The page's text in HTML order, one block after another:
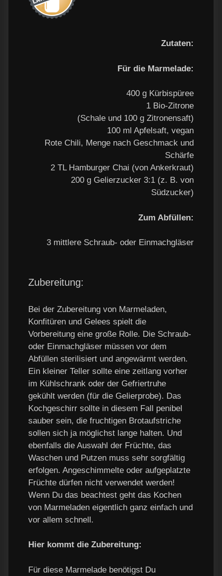
Zutaten:
Für die Marmelade:
400 g Kürbispüree
1 Bio-Zitrone
(Schale und 100 g Zitronensaft)
100 ml Apfelsaft, vegan
Rote Chili, Menge nach Geschmack und
Schärfe
2 TL Hamburger Chai (von Ankerkraut)
200 g Gelierzucker 3:1 (z. B. von
Südzucker)
Zum Abfüllen:
3 mittlere Schraub- oder Einmachgläser
Zubereitung:
Bei der Zubereitung von Marmeladen,
Konfitüren und Gelees spielt die
Vorbereitung eine große Rolle. Die Schraub-
oder Einmachgläser müssen vor dem
Abfüllen sterilisiert und angewärmt werden.
Ein kleiner Teller sollte eine zeitlang vorher
im Kühlschrank oder der Gefriertruhe
gekühlt werden (für die Gelierprobe). Das
Kochgeschirr sollte in diesem Fall penibel
sauber sein, die fruchtigen Brotaufstriche
sollen sich ja möglichst lange halten. Und
ebenfalls die Auswahl der Früchte, das
Waschen und Putzen muss sehr sorgfältig
erfolgen. Angeschimmelte oder aufgeplatzte
Früchte dürfen nicht verwendet werden!
Wenn Du das beachtest geht das Kochen
von Marmeladen eigentlich ganz einfach und
vor allem schnell.
Hier kommt die Zubereitung:
Für diese Marmelade benötigst Du